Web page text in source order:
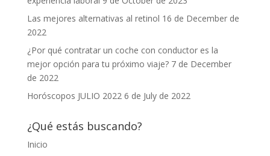
Las mejores alternativas al retinol 16 de December de
2022
¿Por qué contratar un coche con conductor es la
mejor opción para tu próximo viaje? 7 de December
de 2022
Horóscopos JULIO 2022 6 de July de 2022
¿Qué estás buscando?
Inicio